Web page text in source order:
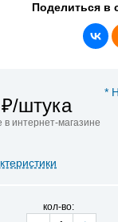
Поделиться в
*
₽/штука
в интернет-магазине
кол-во: